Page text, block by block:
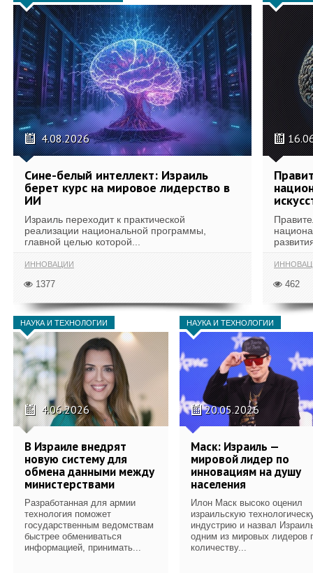
4.08.2026
Сине-белый интеллект: Израиль
берет курс на мировое лидерство в
ИИ
Израиль переходит к практической
реализации национальной программы,
главной целью которой...
ИННОВАЦИИ
1377 462
НАУКА И ТЕХНОЛОГИИ
4.06.2026
В Израиле внедрят
новую систему для
обмена данными между
министерствами
Разработанная для армии
технология поможет
государственным ведомствам
быстрее обмениваться
информацией, принимать...
НАУКА И ТЕХНОЛОГИИ
20.05.2026
Маск: Израиль —
мировой лидер по
инновациям на душу
населения
Илон Маск высоко оценил
израильскую
индустрию и назвал
одним из мировых лидеров
количеству...